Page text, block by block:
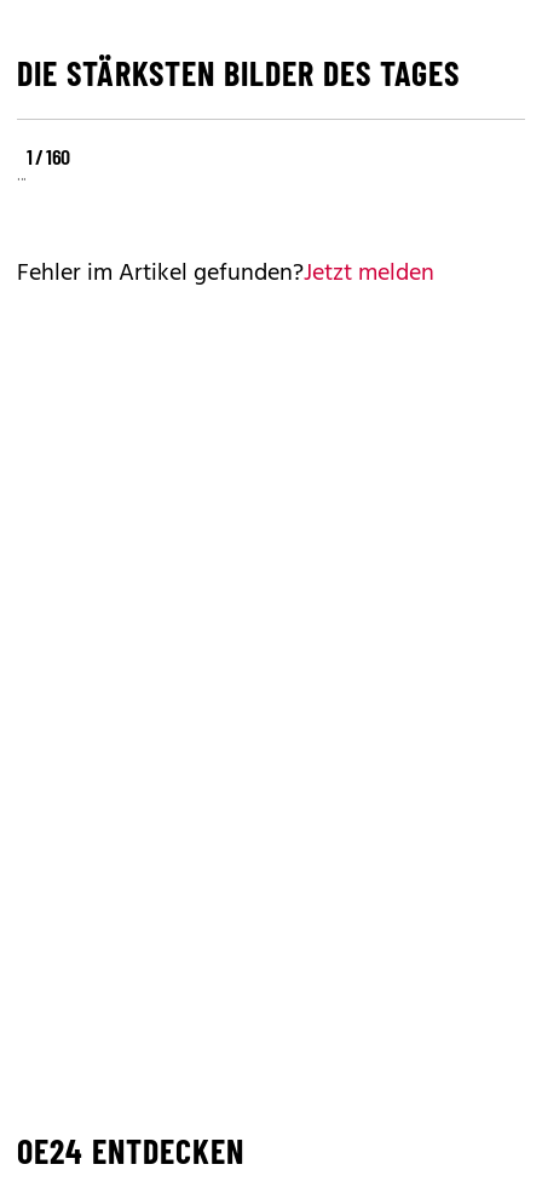
DIE STÄRKSTEN BILDER DES TAGES
1 / 160
©
REUTERS
©
REUTERS
©
REUTERS
Fehler im Artikel gefunden?Jetzt melden
OE24 ENTDECKEN